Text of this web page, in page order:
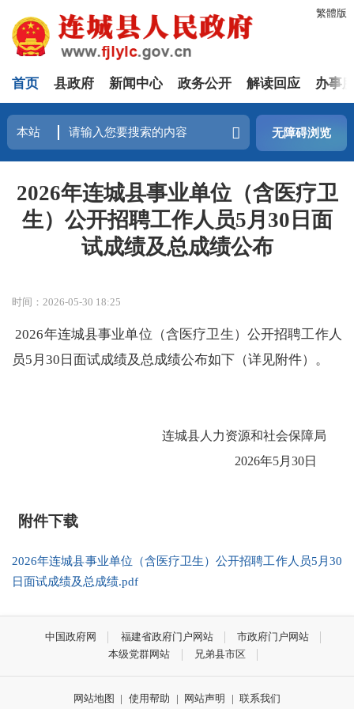
繁體版
首页 县政府 新闻中心 政务公开 解读回应 办事
无障碍浏览
2026年连城县事业单位（含医疗卫
生）公开招聘工作人员5月30日面
试成绩及总成绩公布
时间：2026-05-30 18:25
2026年连城县事业单位（含医疗卫生）公开招聘工作人
员5月30日面试成绩及总成绩公布如下（详见附件）。
连城县人力资源和社会保障局
2026年5月30日
附件下载
2026年连城县事业单位（含医疗卫生）公开招聘工作人员5月30
日面试成绩及总成绩.pdf
中国政府网 福建省政府门户网站
市政府门户网站
本级党群网站
兄弟县市区
网站地图 | 使用帮助 | 网站声明 | 联系我们